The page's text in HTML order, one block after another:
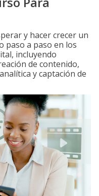
y hacer crecer un
paso a paso en los
incluyendo
de contenido,
y captación de